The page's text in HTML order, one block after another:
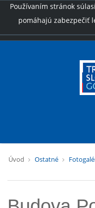
Používaním stránok
pomáhajú zabezpečiť
Úvod Ostatné